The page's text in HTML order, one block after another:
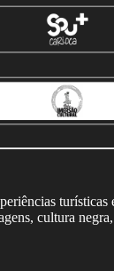
turísticas
cultura